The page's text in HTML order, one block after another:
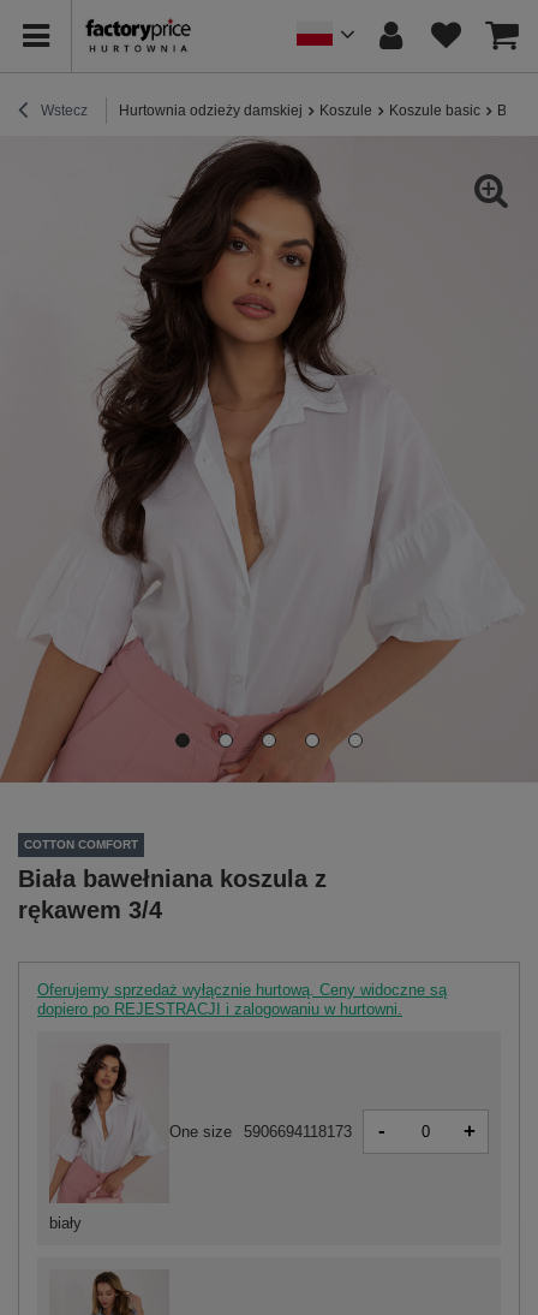
Wstecz Hurtownia odzieży damskiej Koszule Koszule basic Biała
COTTON COMFORT
Biała bawełniana koszula z
rękawem 3/4
Oferujemy sprzedaż wyłącznie hurtową. Ceny widoczne są
dopiero po REJESTRACJI i zalogowaniu w hurtowni.
biały
One size 5906694118173 - +